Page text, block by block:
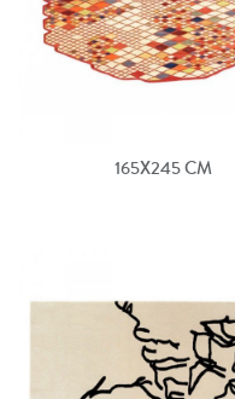
165X245 CM